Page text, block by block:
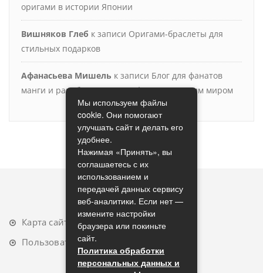
оригами в истории Японии
Вишняков Глеб к записи Оригами-браслеты для
стильных подарков
Афанасьева Мишель к записи Блог для фанатов
манги и ранобэ: искушение фантастическим миром
Карта сайта
Пользовательское соглашение
Мы используем файлы
cookie. Они помогают
улучшать сайт и делать его
удобнее.
Нажимая «Принять», вы
соглашаетесь с их
использованием и
передачей данных сервису
веб-аналитики. Если нет —
измените настройки
браузера или покиньте
сайт.
Политика обработки
персональных данных и